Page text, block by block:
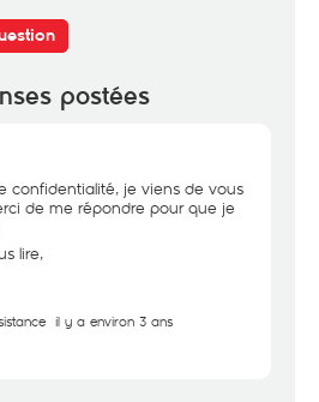
postées
confidentialité, je viens de vous
de me répondre pour que je
lire,
il y a environ 3 ans